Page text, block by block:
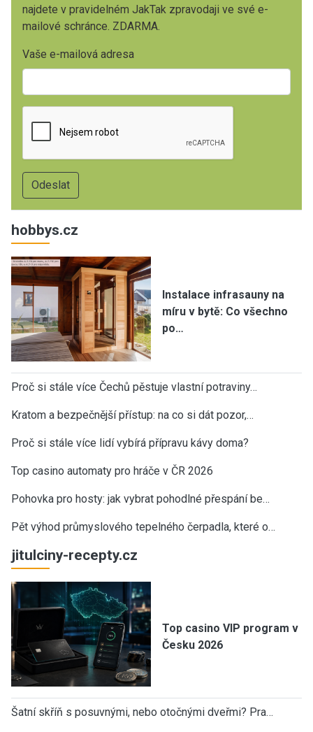
najdete v pravidelném JakTak zpravodaji ve své e-
mailové schránce. ZDARMA.
Vaše e-mailová adresa
hobbys.cz
Instalace infrasauny na
míru v bytě: Co všechno
po…
Proč si stále více Čechů pěstuje vlastní potraviny…
Kratom a bezpečnější přístup: na co si dát pozor,…
Proč si stále více lidí vybírá přípravu kávy doma?
Top casino automaty pro hráče v ČR 2026
Pohovka pro hosty: jak vybrat pohodlné přespání be…
Pět výhod průmyslového tepelného čerpadla, které o…
jitulciny-recepty.cz
Top casino VIP program v
Česku 2026
Šatní skříň s posuvnými, nebo otočnými dveřmi? Pra…